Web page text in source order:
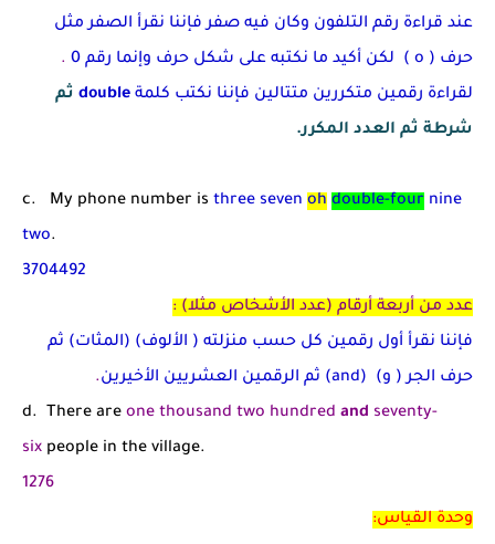
عند قراءة رقم التلفون وكان فيه صفر فإننا نقرأ الصفر مثل
حرف ( o ) لكن أكيد ما نكتبه على شكل حرف وإنما رقم 0
.
لقراءة رقمين متكررين متتالين فإننا نكتب كلمة double ثم
شرطة ثم العدد المكرر.
c. My phone number is three seven oh double-four nine
two.
3704492
عدد من أربعة أرقام (عدد الأشخاص مثلا) :
فإننا نقرأ أول رقمين كل حسب منزلته ( الألوف) (المثات) ثم
حرف الجر ( و) (and) ثم الرقمين العشريين الأخيرين.
d. There are one thousand two hundred and seventy-
six people in the village.
1276
وحدة القياس: